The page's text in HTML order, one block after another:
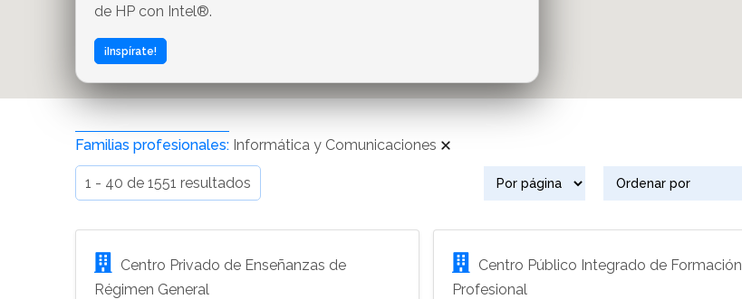
de HP con Intel®.
¡Inspírate!
Familias profesionales: Informática y Comunicaciones
1 - 40 de 1551 resultados
Centro Privado de Enseñanzas de
Régimen General
Centro Público Integrado de Formación
Profesional